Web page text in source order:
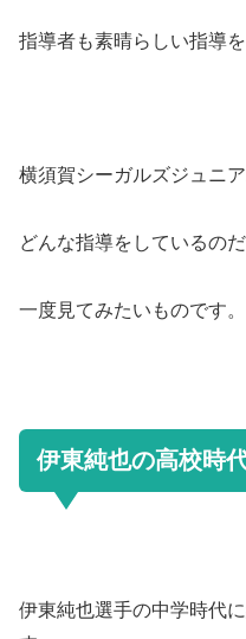
指導者も素晴らしい指導
横須賀シーガルズジュニ
どんな指導をしているの
一度見てみたいものです。
伊東純也の高校時
伊東純也選手の中学時代